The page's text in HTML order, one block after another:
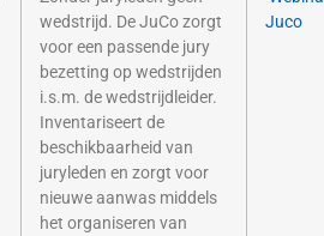
wedstrijd. De JuCo zorgt
voor een passende jury
bezetting op wedstrijden
i.s.m. de wedstrijdleider.
Inventariseert de
beschikbaarheid van
juryleden en zorgt voor
nieuwe aanwas middels
het organiseren van
Juco